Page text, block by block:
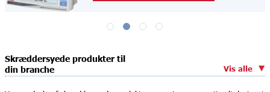
Skræddersyede produkter til
din branche
Vis alle